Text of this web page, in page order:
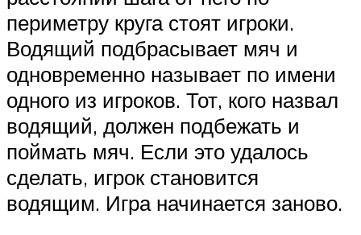
периметру круга стоят игроки.
Водящий подбрасывает мяч и
одновременно называет по имени
одного из игроков. Тот, кого назвал
водящий, должен подбежать и
поймать мяч. Если это удалось
сделать, игрок становится
водящим. Игра начинается заново.